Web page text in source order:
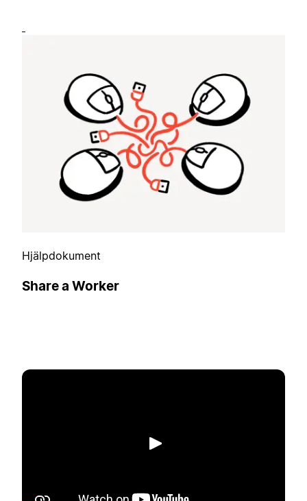
Hjälpdokument
Share a Worker
Spela upp